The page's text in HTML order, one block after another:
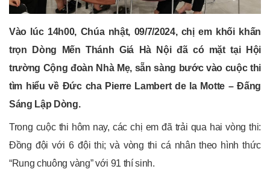
Vào lúc 14h00, Chúa nhật, 09/7/2024, chị em khối khấn
trọn Dòng Mến Thánh Giá Hà Nội đã có mặt tại Hội
trường Cộng đoàn Nhà Mẹ, sẵn sàng bước vào cuộc thi
tìm hiểu về Đức cha Pierre Lambert de la Motte – Đấng
Sáng Lập Dòng.
Trong cuộc thi hôm nay, các chị em đã trải qua hai vòng thi:
Đồng đội với 6 đội thi; và vòng thi cá nhân theo hình thức
“Rung chuông vàng” với 91 thí sinh.